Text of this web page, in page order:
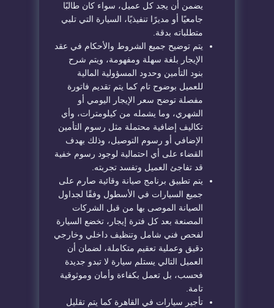
يضمن أن يجد كل عميل، سواء كان طالبًا
جامعيًا أو مديرًا تنفيذيًا، السيارة التي تلبي
متطلباته بدقة.
يتم توضيح جميع الشروط والأحكام في عقد
الإيجار بلغة سهلة ومفهومة، ويتم شرح
بنود التأمين وحدود المسؤولية المالية
للعميل بوضوح تام كما يتم تقديم فاتورة
مفصلة توضح سعر الإيجار اليومي أو
الشهري، وما يشمله من كيلومترات، وأي
تكاليف إضافية محتملة مثل رسوم التأمين
الإضافي أو رسوم التوصيل، وذلك بهدف
القضاء على أي احتمالية لوجود رسوم خفية
قد تفاجئ العميل وتفسد تجربته.
يتم تطبيق برنامج صيانة وقائية صارم على
جميع السيارات في الأسطول وفقًا لجداول
الصيانة الموصى بها من قبل الشركات
المصنعة بعد كل فترة إيجار، تخضع السيارة
لفحص فني شامل وتنظيف داخلي وخارجي
دقيق وعملية تعقيم متكاملة، لضمان أن
العميل التالي يستلم سيارة لا تبدو جديدة
فحسب، بل تعمل بكفاءة وأمان وموثوقية
تامة.
تأجير سيارات في القاهرة كما يتم تقليل